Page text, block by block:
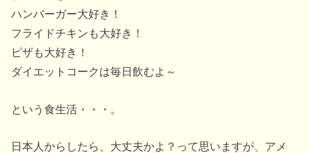
ハンバーガー大好き！
フライドチキンも大好き！
ピザも大好き！
ダイエットコークは毎日飲むよ～
という食生活・・・。
日本人からしたら、大丈夫かよ？って思いますが、アメ